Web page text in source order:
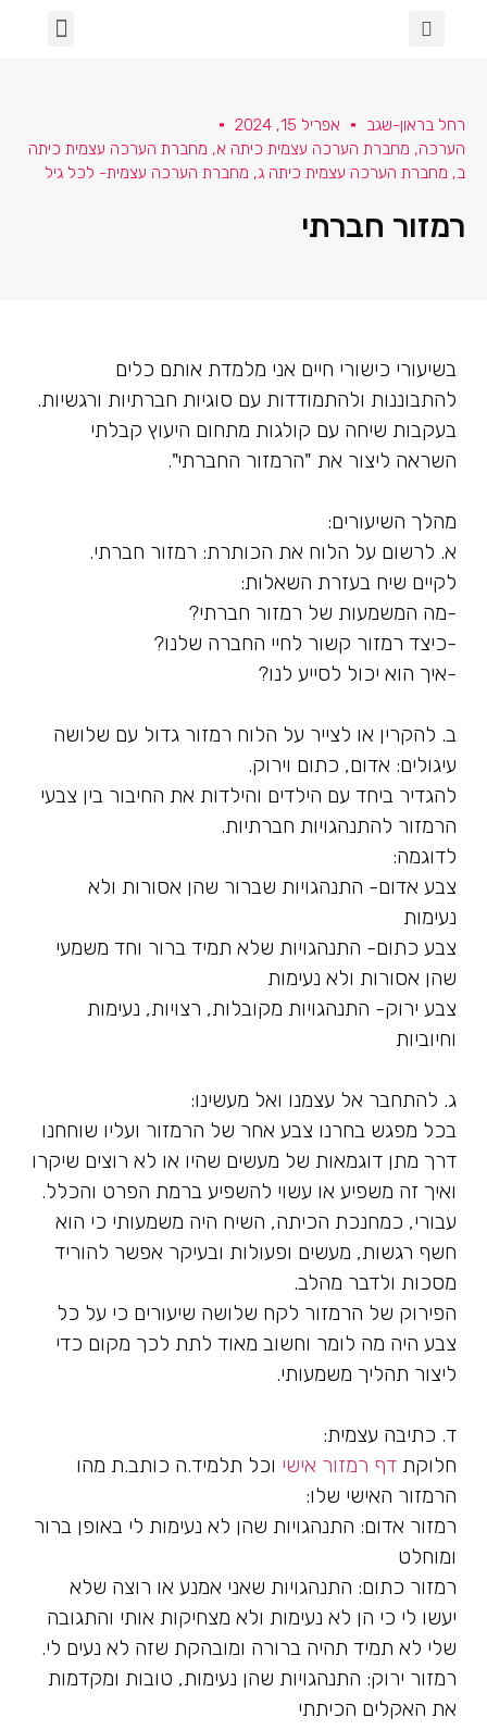
רחל בראון-שגב
אפריל 15, 2024
הערכה, מחברת הערכה עצמית כיתה א, מחברת הערכה עצמית כיתה
ב, מחברת הערכה עצמית כיתה ג, מחברת הערכה עצמית- לכל גיל
רמזור חברתי
בשיעורי כישורי חיים אני מלמדת אותם כלים
להתבוננות ולהתמודדות עם סוגיות חברתיות ורגשיות.
בעקבות שיחה עם קולגות מתחום היעוץ קבלתי
השראה ליצור את "הרמזור החברתי".
מהלך השיעורים:
א. לרשום על הלוח את הכותרת: רמזור חברתי.
לקיים שיח בעזרת השאלות:
-מה המשמעות של רמזור חברתי?
-כיצד רמזור קשור לחיי החברה שלנו?
-איך הוא יכול לסייע לנו?
ב. להקרין או לצייר על הלוח רמזור גדול עם שלושה
עיגולים: אדום, כתום וירוק.
להגדיר ביחד עם הילדים והילדות את החיבור בין צבעי
הרמזור להתנהגויות חברתיות.
לדוגמה:
צבע אדום- התנהגויות שברור שהן אסורות ולא
נעימות
צבע כתום- התנהגויות שלא תמיד ברור וחד משמעי
שהן אסורות ולא נעימות
צבע ירוק- התנהגויות מקובלות, רצויות, נעימות
וחיוביות
ג. להתחבר אל עצמנו ואל מעשינו:
בכל מפגש בחרנו צבע אחר של הרמזור ועליו שוחחנו
דרך מתן דוגמאות של מעשים שהיו או לא רוצים שיקרו
ואיך זה משפיע או עשוי להשפיע ברמת הפרט והכלל.
עבורי, כמחנכת הכיתה, השיח היה משמעותי כי הוא
חשף רגשות, מעשים ופעולות ובעיקר אפשר להוריד
מסכות ולדבר מהלב.
הפירוק של הרמזור לקח שלושה שיעורים כי על כל
צבע היה מה לומר וחשוב מאוד לתת לכך מקום כדי
ליצור תהליך משמעותי.
ד. כתיבה עצמית:
חלוקת דף רמזור אישי וכל תלמיד.ה כותב.ת מהו
הרמזור האישי שלו:
רמזור אדום: התנהגויות שהן לא נעימות לי באופן ברור
ומוחלט
רמזור כתום: התנהגויות שאני אמנע או רוצה שלא
יעשו לי כי הן לא נעימות ולא מצחיקות אותי והתגובה
שלי לא תמיד תהיה ברורה ומובהקת שזה לא נעים לי.
רמזור ירוק: התנהגויות שהן נעימות, טובות ומקדמות
את האקלים הכיתתי